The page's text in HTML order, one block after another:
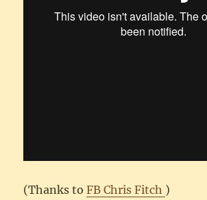
(Thanks toFB Chris Fitch )